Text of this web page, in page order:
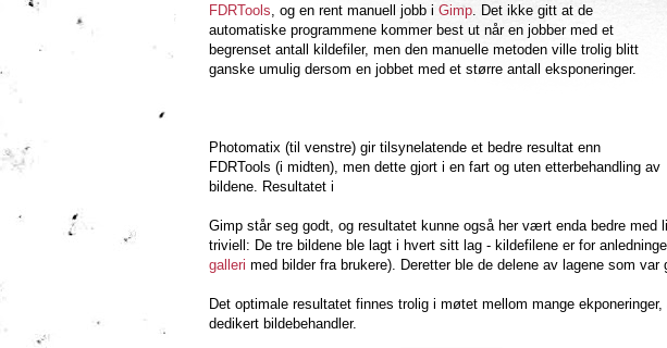
FDRTools, og en rent manuell jobb i Gimp. Det ikke gitt at de
automatiske programmene kommer best ut når en jobber med et
begrenset antall kildefiler, men den manuelle metoden ville trolig blitt
ganske umulig dersom en jobbet med et større antall eksponeringer.
Photomatix (til venstre) gir tilsynelatende et bedre resultat enn
FDRTools (i midten), men dette gjort i en fart og uten etterbehandling av
bildene. Resultatet i
Gimp står seg godt, og resultatet kunne også her vært enda bedre med
triviell: De tre bildene ble lagt i hvert sitt lag - kildefilene er for
galleri med bilder fra brukere). Deretter ble de delene av lagene som
Det optimale resultatet finnes trolig i møtet mellom mange
dedikert bildebehandler.